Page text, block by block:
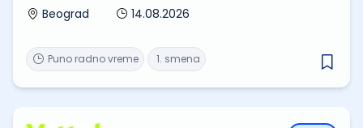
Beograd
14.08.2026
1. smena
Puno radno vreme